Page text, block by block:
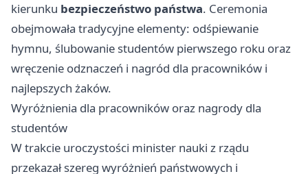
kierunku bezpieczeństwo państwa. Ceremonia
obejmowała tradycyjne elementy: odśpiewanie
hymnu, ślubowanie studentów pierwszego roku oraz
wręczenie odznaczeń i nagród dla pracowników i
najlepszych żaków.
Wyróżnienia dla pracowników oraz nagrody dla
studentów
W trakcie uroczystości minister nauki z rządu
przekazał szereg wyróżnień państwowych i